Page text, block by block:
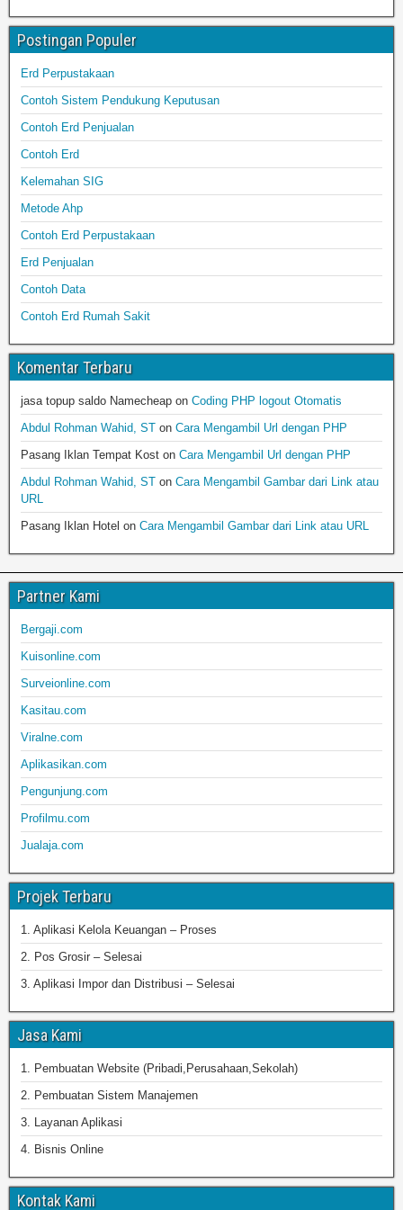
Postingan Populer
Erd Perpustakaan
Contoh Sistem Pendukung Keputusan
Contoh Erd Penjualan
Contoh Erd
Kelemahan SIG
Metode Ahp
Contoh Erd Perpustakaan
Erd Penjualan
Contoh Data
Contoh Erd Rumah Sakit
Komentar Terbaru
jasa topup saldo Namecheap on Coding PHP logout Otomatis
Abdul Rohman Wahid, ST on Cara Mengambil Url dengan PHP
Pasang Iklan Tempat Kost on Cara Mengambil Url dengan PHP
Abdul Rohman Wahid, ST on Cara Mengambil Gambar dari Link atau
URL
Pasang Iklan Hotel on Cara Mengambil Gambar dari Link atau URL
Partner Kami
Bergaji.com
Kuisonline.com
Surveionline.com
Kasitau.com
Viralne.com
Aplikasikan.com
Pengunjung.com
Profilmu.com
Jualaja.com
Projek Terbaru
1. Aplikasi Kelola Keuangan – Proses
2. Pos Grosir – Selesai
3. Aplikasi Impor dan Distribusi – Selesai
Jasa Kami
1. Pembuatan Website (Pribadi,Perusahaan,Sekolah)
2. Pembuatan Sistem Manajemen
3. Layanan Aplikasi
4. Bisnis Online
Kontak Kami